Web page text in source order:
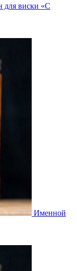
для виски «С
Именной